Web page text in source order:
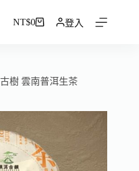
NT$0 登入
樹 雲南普洱生茶